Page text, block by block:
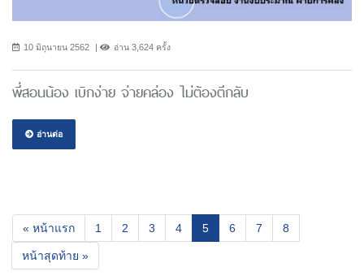
10 มิถุนายน 2562 อ่าน 3,624 ครั้ง
พี่สอนน้อง เบิกง่าย จ่ายคล่อง ไม่ต้องตีกลับ
อ่านต่อ
« หน้าแรก 1 2 3 4 5(current)
6 7 8
หน้าสุดท้าย »